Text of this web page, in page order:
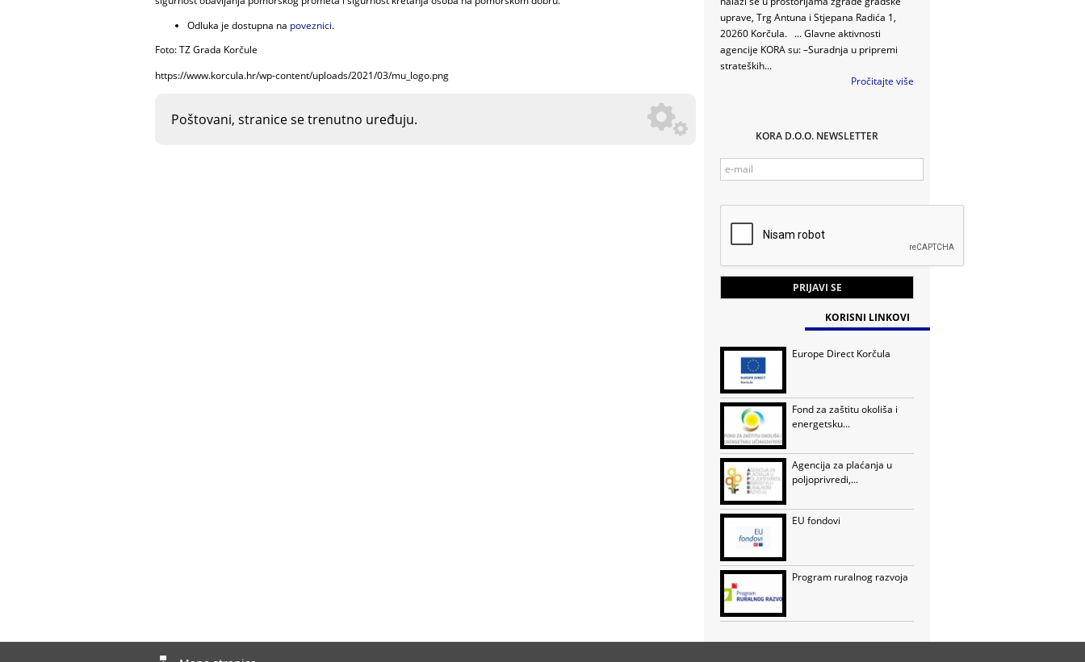
Odluka je dostupna na poveznici.
Foto: TZ Grada Korčule
https://www.korcula.hr/wp-content/uploads/2021/03/mu_logo.png
Poštovani, stranice se trenutno uređuju.
uprave, Trg Antuna i Stjepana Radića 1,
20260 Korčula. ... Glavne aktivnosti
agencije KORA su: –Suradnja u pripremi
strateških...
Pročitajte više
KORA D.O.O. NEWSLETTER
KORISNI LINKOVI
Europe Direct Korčula
Fond za zaštitu okoliša i
energetsku...
Agencija za plaćanja u
poljoprivredi,...
EU fondovi
Program ruralnog razvoja